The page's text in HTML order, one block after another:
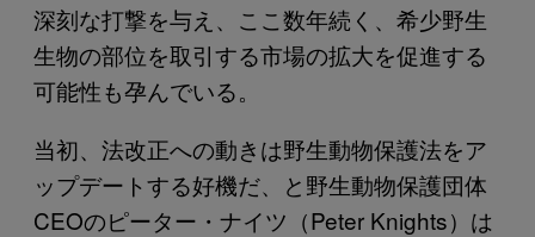
深刻な打撃を与え、ここ数年続く、希少野生
生物の部位を取引する市場の拡大を促進する
可能性も孕んでいる。
当初、法改正への動きは野生動物保護法をア
ップデートする好機だ、と野生動物保護団体
CEOのピーター・ナイツ（Peter Knights）は